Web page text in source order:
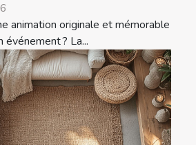
animation originale et mémorable
? La...